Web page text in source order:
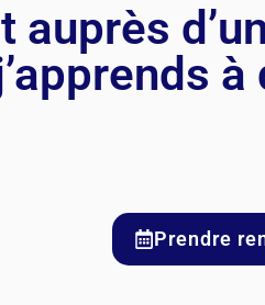
auprès
Prendre